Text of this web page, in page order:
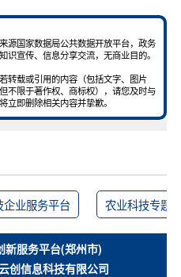
源国家数据局公共数据开放平台，政务
宣传、信息分享交流，无商业目的。
转载或引用的内容（包括文字、图片
不限于著作权、商标权），请您及时与
立即删除相关内容并挚歉。
企业服务平台 农业科技专题
新服务平台(郑州市)
创信息科技有限公司